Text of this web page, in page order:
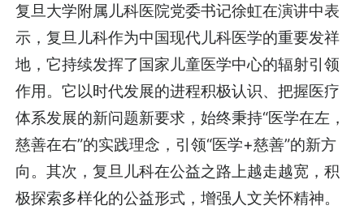
复旦大学附属儿科医院党委书记徐虹在演讲中表
示，复旦儿科作为中国现代儿科医学的重要发祥
地，它持续发挥了国家儿童医学中心的辐射引领
作用。它以时代发展的进程积极认识、把握医疗
体系发展的新问题新要求，始终秉持“医学在左，
慈善在右”的实践理念，引领“医学+慈善”的新方
向。其次，复旦儿科在公益之路上越走越宽，积
极探索多样化的公益形式，增强人文关怀精神。